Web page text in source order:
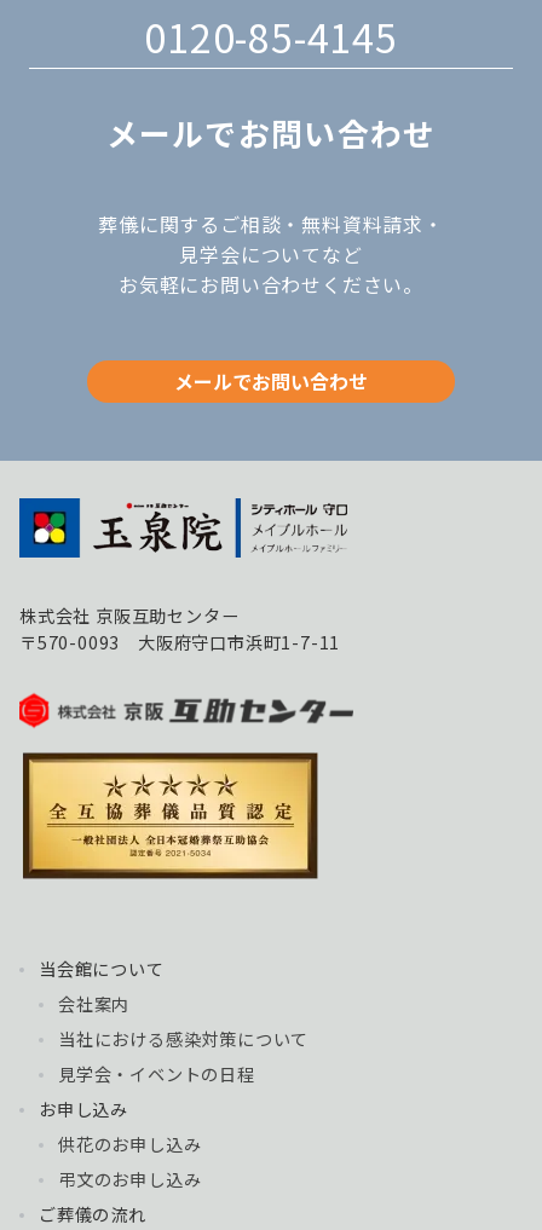
0120-85-4145
メールでお問い合わせ
葬儀に関するご相談・無料資料請求・
見学会についてなど
お気軽にお問い合わせください。
メールでお問い合わせ
株式会社 京阪互助センター
〒570-0093 大阪府守口市浜町1-7-11
当会館について
会社案内
当社における感染対策について
見学会・イベントの日程
お申し込み
供花のお申し込み
弔文のお申し込み
ご葬儀の流れ